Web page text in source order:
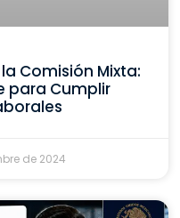
Comisión Mixta:
para Cumplir
de 2024